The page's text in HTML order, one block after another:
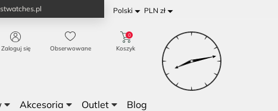
Polski PLN zł
Zaloguj się Obserwowane
0
Koszyk
Akcesoria Outlet Blog